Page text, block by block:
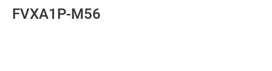
FVXA1P-M56